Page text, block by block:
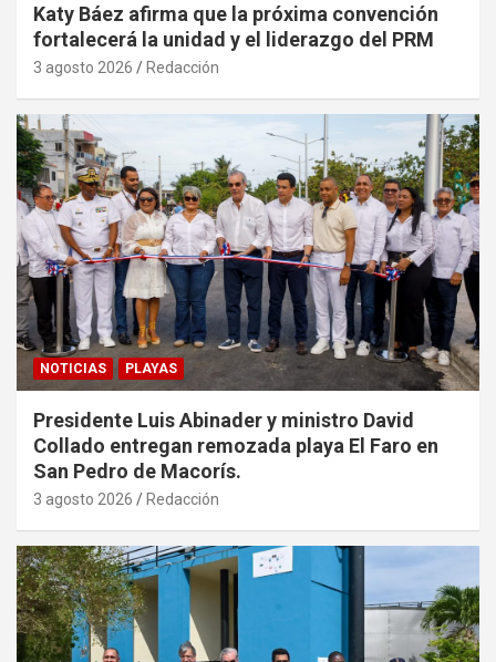
Katy Báez afirma que la próxima convención
fortalecerá la unidad y el liderazgo del PRM
3 agosto 2026 Redacción
NOTICIAS PLAYAS
Presidente Luis Abinader y ministro David
Collado entregan remozada playa El Faro en
San Pedro de Macorís.
3 agosto 2026 Redacción